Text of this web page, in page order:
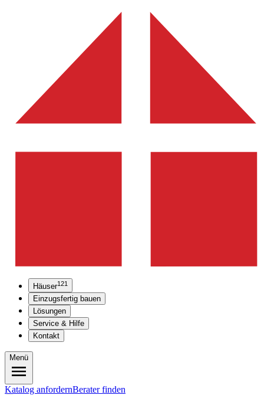
Häuser121
Einzugsfertig bauen
Lösungen
Service & Hilfe
Kontakt
Menü
Katalog anfordernBerater finden